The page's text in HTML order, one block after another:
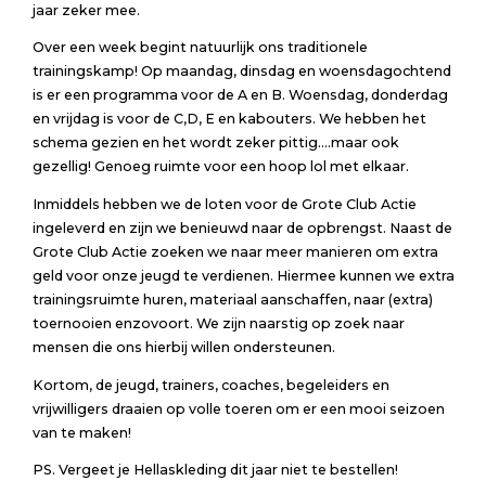
jaar zeker mee.
Over een week begint natuurlijk ons traditionele
trainingskamp! Op maandag, dinsdag en woensdagochtend
is er een programma voor de A en B. Woensdag, donderdag
en vrijdag is voor de C,D, E en kabouters. We hebben het
schema gezien en het wordt zeker pittig….maar ook
gezellig! Genoeg ruimte voor een hoop lol met elkaar.
Inmiddels hebben we de loten voor de Grote Club Actie
ingeleverd en zijn we benieuwd naar de opbrengst. Naast de
Grote Club Actie zoeken we naar meer manieren om extra
geld voor onze jeugd te verdienen. Hiermee kunnen we extra
trainingsruimte huren, materiaal aanschaffen, naar (extra)
toernooien enzovoort. We zijn naarstig op zoek naar
mensen die ons hierbij willen ondersteunen.
Kortom, de jeugd, trainers, coaches, begeleiders en
vrijwilligers draaien op volle toeren om er een mooi seizoen
van te maken!
PS. Vergeet je Hellaskleding dit jaar niet te bestellen!